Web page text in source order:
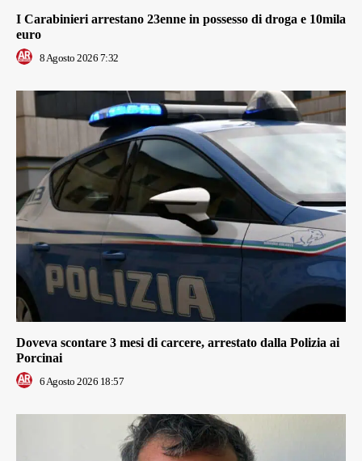
I Carabinieri arrestano 23enne in possesso di droga e 10mila
euro
8 Agosto 2026 7:32
Doveva scontare 3 mesi di carcere, arrestato dalla Polizia ai
Porcinai
6 Agosto 2026 18:57